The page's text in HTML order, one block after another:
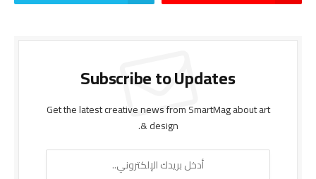
Subscribe to Updates
Get the latest creative news from SmartMag about art
& design.